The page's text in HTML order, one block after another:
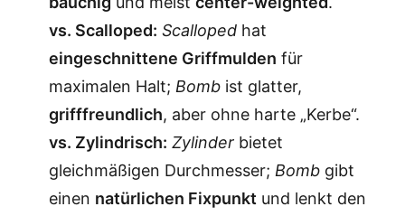
vs. Scalloped: Scalloped hat
eingeschnittene Griffmulden für
maximalen Halt; Bomb ist glatter,
grifffreundlich, aber ohne harte „Kerbe“.
vs. Zylindrisch: Zylinder bietet
gleichmäßigen Durchmesser; Bomb gibt
einen natürlichen Fixpunkt und lenkt den